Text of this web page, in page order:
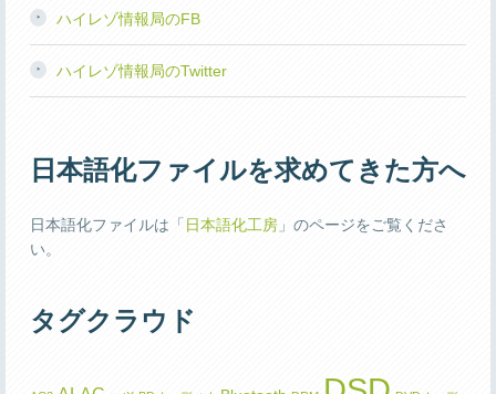
ハイレゾ情報局のFB
ハイレゾ情報局のTwitter
日本語化ファイルを求めてきた方へ
日本語化ファイルは「 日本語化工房」のページをご覧くださ
い。
タグクラウド